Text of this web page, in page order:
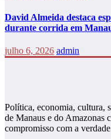
David Almeida destaca
durante corrida em
julho 6, 2026 admin
Política, economia, cultura,
de Manaus e do Amazonas
compromisso com a